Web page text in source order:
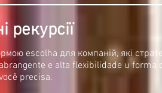
рекурсії
escolha для компаній, які
e alta flexibilidade u
precisa.